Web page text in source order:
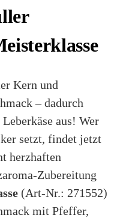
Kern und
– dadurch
aus! Wer
setzt, findet jetzt
herzhaften
Zubereitung
(Art-Nr.: 271552)
mit Pfeffer,